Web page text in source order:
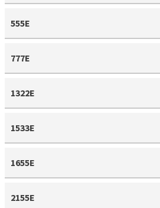
555E
777E
1322E
1533E
1655E
2155E